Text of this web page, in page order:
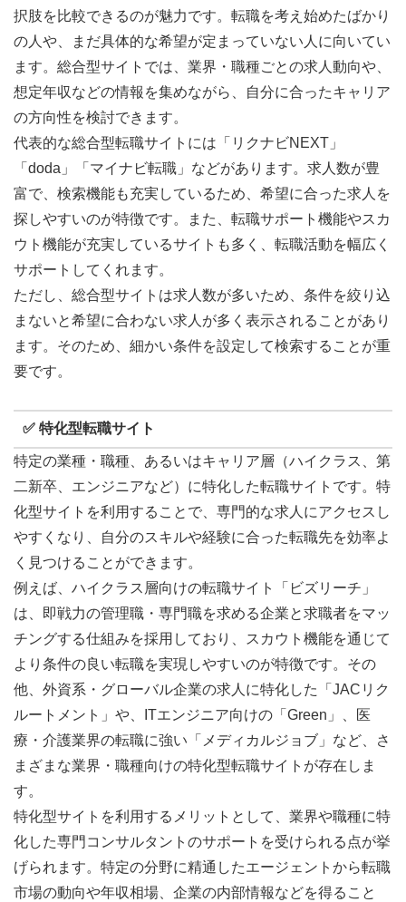
択肢を比較できるのが魅力です。転職を考え始めたばかり
の人や、まだ具体的な希望が定まっていない人に向いてい
ます。総合型サイトでは、業界・職種ごとの求人動向や、
想定年収などの情報を集めながら、自分に合ったキャリア
の方向性を検討できます。
代表的な総合型転職サイトには「リクナビNEXT」
「doda」「マイナビ転職」などがあります。求人数が豊
富で、検索機能も充実しているため、希望に合った求人を
探しやすいのが特徴です。また、転職サポート機能やスカ
ウト機能が充実しているサイトも多く、転職活動を幅広く
サポートしてくれます。
ただし、総合型サイトは求人数が多いため、条件を絞り込
まないと希望に合わない求人が多く表示されることがあり
ます。そのため、細かい条件を設定して検索することが重
要です。
✅ 特化型転職サイト
特定の業種・職種、あるいはキャリア層（ハイクラス、第
二新卒、エンジニアなど）に特化した転職サイトです。特
化型サイトを利用することで、専門的な求人にアクセスし
やすくなり、自分のスキルや経験に合った転職先を効率よ
く見つけることができます。
例えば、ハイクラス層向けの転職サイト「ビズリーチ」
は、即戦力の管理職・専門職を求める企業と求職者をマッ
チングする仕組みを採用しており、スカウト機能を通じて
より条件の良い転職を実現しやすいのが特徴です。その
他、外資系・グローバル企業の求人に特化した「JACリク
ルートメント」や、ITエンジニア向けの「Green」、医
療・介護業界の転職に強い「メディカルジョブ」など、さ
まざまな業界・職種向けの特化型転職サイトが存在しま
す。
特化型サイトを利用するメリットとして、業界や職種に特
化した専門コンサルタントのサポートを受けられる点が挙
げられます。特定の分野に精通したエージェントから転職
市場の動向や年収相場、企業の内部情報などを得ること